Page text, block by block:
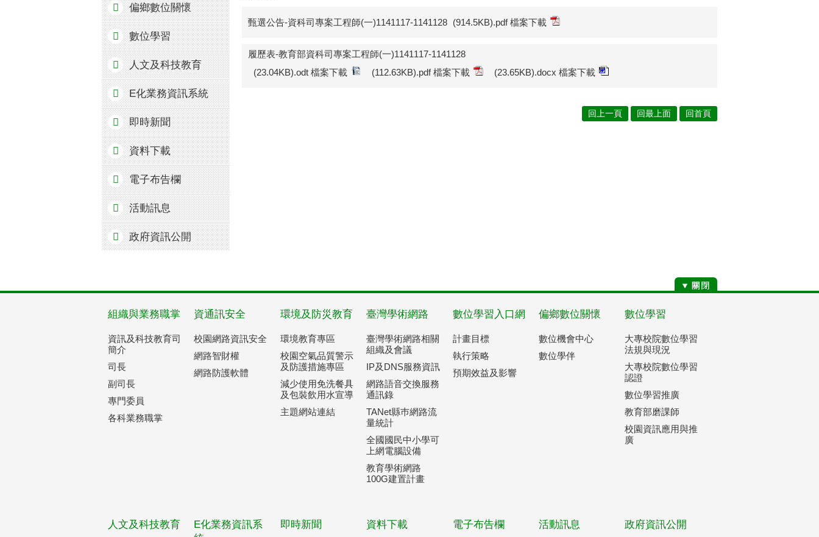
偏鄉數位關懷
數位學習
人文及科技教育
E化業務資訊系統
即時新聞
資料下載
電子布告欄
活動訊息
政府資訊公開
甄選公告-資科司專案工程師(一)1141117-1141128 (914.5KB).pdf 檔案下載
履歷表-教育部資科司專案工程師(一)1141117-1141128
(23.04KB).odt 檔案下載
(112.63KB).pdf 檔案下載 (23.65KB).docx 檔案下載
回上一頁 回最上面 回首頁
組織與業務職掌
資訊及科技教育司
簡介
司長
副司長
專門委員
各科業務職掌
資通訊安全
校園網路資訊安全
網路智財權
網路防護軟體
環境及防災教育
環境教育專區
校園空氣品質警示
及防護措施專區
減少使用免洗餐具
及包裝飲用水宣導
主題網站連結
臺灣學術網路
臺灣學術網路相關
組織及會議
IP及DNS服務資訊
網路語音交換服務
通訊錄
TANet縣巿網路流
量統計
全國國民中小學可
上網電腦設備
教育學術網路
100G建置計畫
數位學習入口網
計畫目標
執行策略
預期效益及影響
偏鄉數位關懷
數位機會中心
數位學伴
數位學習
大專校院數位學習
法規與現況
大專校院數位學習
認證
數位學習推廣
教育部磨課師
校園資訊應用與推
廣
人文及科技教育
E化業務資訊系
即時新聞 資料下載 電子布告欄 活動訊息 政府資訊公開